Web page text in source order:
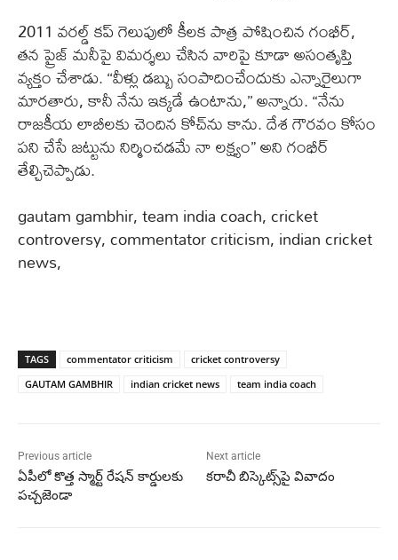
2011 వరల్డ్ కప్ గెలుపులో కీలక పాత్ర పోషించిన గంభీర్,
తన ప్రైజ్ మనీపై విమర్శలు చేసిన వారిపై కూడా అసంతృప్తి
వ్యక్తం చేశాడు. ‘‘వీళ్లు డబ్బు సంపాదించేందుకు ఎన్నారైలుగా
మారతారు, కానీ నేను ఇక్కడే ఉంటాను,’’ అన్నారు. “నేను
రాజకీయ లాబీలకు చెందిన కోచ్‌ను కాను. దేశ గౌరవం కోసం
పని చేసే జట్టును నిర్మించడమే నా లక్ష్యం” అని గంభీర్
తేల్చిచెప్పాడు.
gautam gambhir, team india coach, cricket
controversy, commentator criticism, indian cricket
news,
TAGS commentator criticism
cricket controversy
GAUTAM GAMBHIR
indian cricket news team india coach
Previous article
ఏపీలో కొత్త స్మార్ట్ రేషన్ కార్డులకు
పచ్చజెండా
Next article
కరాచీ బిస్కెట్స్‌పై వివాదం